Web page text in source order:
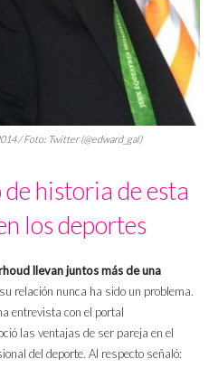
/ Foto: Twitter (@edward_gal)
historia de esta
los deportes
llevan juntos más de una
relación nunca ha sido un problema.
entrevista con el portal
las ventajas de ser pareja en el
del deporte. Al respecto señaló: